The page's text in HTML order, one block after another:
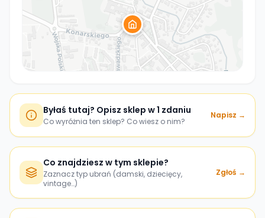
Byłaś tutaj? Opisz sklep w 1 zdaniu
Co wyróżnia ten sklep? Co wiesz o nim?
Napisz →
Co znajdziesz w tym sklepie?
Zaznacz typ ubrań (damski, dziecięcy,
vintage…)
Zgłoś →